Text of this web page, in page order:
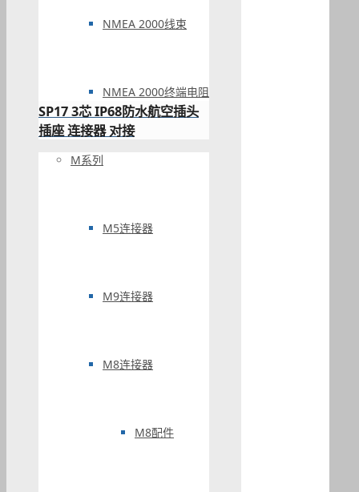
NMEA 2000线束
NMEA 2000终端电阻
M系列
M5连接器
M9连接器
M8连接器
M8配件
SP17 3芯 IP68防水航空插头
插座 连接器 对接